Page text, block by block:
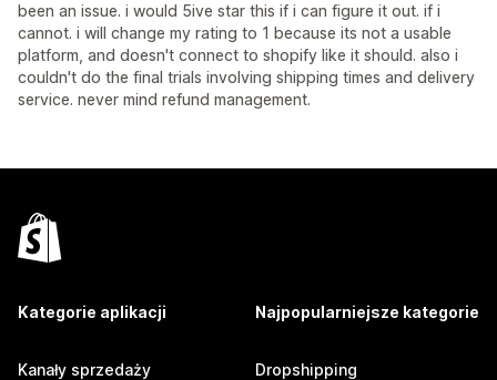
been an issue. i would 5ive star this if i can figure it out. if i
cannot. i will change my rating to 1 because its not a usable
platform, and doesn't connect to shopify like it should. also i
couldn't do the final trials involving shipping times and delivery
service. never mind refund management.
Kategorie aplikacji
Kanały sprzedaży
Najpopularniejsze kategorie
Dropshipping